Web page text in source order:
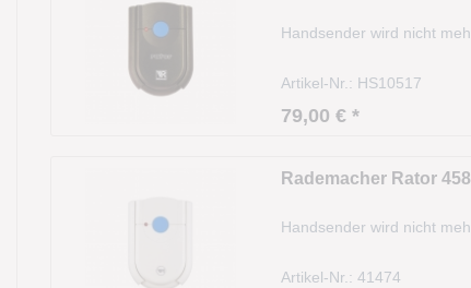
Handsender wird nicht
Artikel-Nr.: HS10517
79,00 € *
Rademacher Rator
Handsender wird nicht
Artikel-Nr.: 41474